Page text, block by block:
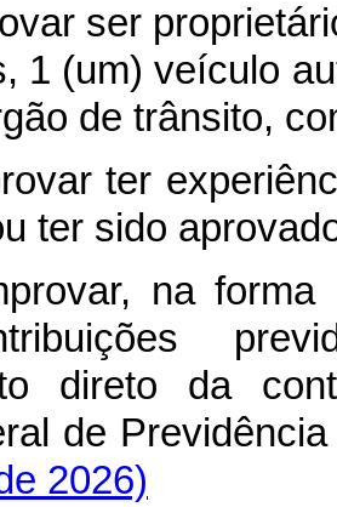
ser
1 (um) veículo
de trânsito,
ter
ter sido
na forma
direto da
de
2026)